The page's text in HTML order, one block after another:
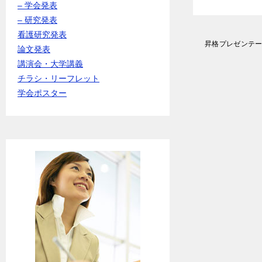
昇格プレゼンテ
– 学会発表
– 研究発表
看護研究発表
論文発表
講演会・大学講義
チラシ・リーフレット
学会ポスター